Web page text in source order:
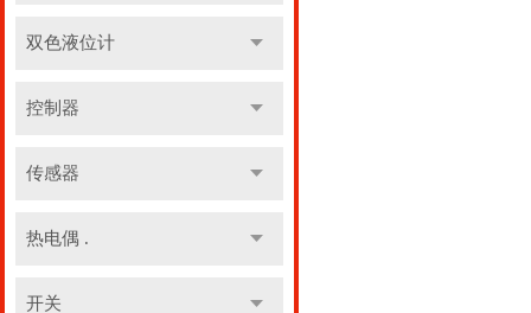
双色液位计
控制器
传感器
热电偶 .
开关